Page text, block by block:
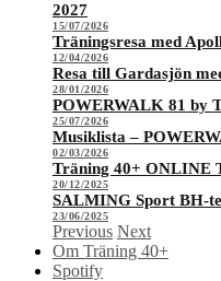
2027
15/07/2026
Träningsresa med
12/04/2026
Resa till Gardasjön
28/01/2026
POWERWALK 81 by
25/07/2026
Musiklista –
02/03/2026
Träning 40+ ONLINE
20/12/2025
SALMING Sport BH-
23/06/2025
Previous Next
Om Träning 40+
Spotify